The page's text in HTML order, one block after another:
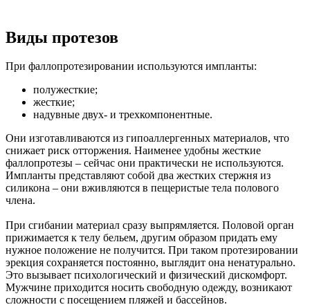
Виды протезов
При фаллопротезировании используются импланты:
полужесткие;
жесткие;
надувные двух- и трехкомпонентные.
Они изготавливаются из гипоаллергенных материалов, что
снижает риск отторжения. Наименее удобны жесткие
фаллопротезы – сейчас они практически не используются.
Импланты представляют собой два жестких стержня из
силикона – они вживляются в пещеристые тела полового
члена.
При сгибании материал сразу выпрямляется. Половой орган
прижимается к телу бельем, другим образом придать ему
нужное положение не получится. При таком протезировании
эрекция сохраняется постоянно, выглядит она ненатурально.
Это вызывает психологический и физический дискомфорт.
Мужчине приходится носить свободную одежду, возникают
сложности с посещением пляжей и бассейнов.